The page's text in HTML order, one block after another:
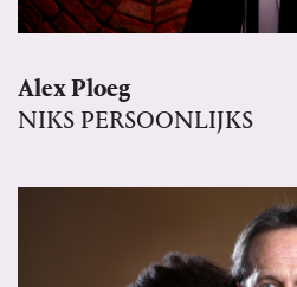
Alex Ploeg
NIKS PERSOONLIJKS